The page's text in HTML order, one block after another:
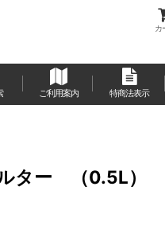
カ
ご利用案内 特商法表示
ター （0.5L）